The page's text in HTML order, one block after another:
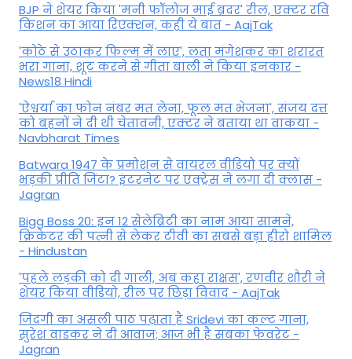
BJP ने शेयर किया 'मनी फॉलोज माई ब्रदर' रील, एक्टर रवि
किशन का आया रिएक्शन, कही ये बात - AajTak
'कोठे से उठाकर फिल्म में लाए', लता मंगेशकर का शरारत
भरा गाना, शूट करने से गीता बाली ने किया इनकार -
News18 Hindi
'ऐश्वर्या का फोन नंबर मत लेना, फूल मत भेजना', संजय दत्त
को बहनों ने दी थी चेतावनी, एक्टर ने बताया था वाकया -
Navbharat Times
Batwara 1947 के प्रमोशन से वायरल वीडियो पर क्यों
भड़की प्रीति जिंटा? इंटरनेट पर एक्ट्रेस ने लगा दी क्लास -
Jagran
Bigg Boss 20: इन 12 सेलेब्रिटी का नाम आया सामने,
क्रिकेटर की पत्नी से लेकर टीवी का सबसे बड़ा हीरो शामिल
- Hindustan
'पहले लड़की को दी गाली, अब कहा राक्षस', रणवीर शौरी ने
शेयर किया वीडियो, रील पर छिड़ा विवाद - AajTak
जिंदगी का असली पाठ पढ़ाता है Sridevi का कल्ट गाना,
सुरेश वाडकर ने दी आवाज; आज भी है सबका फेवरेट -
Jagran